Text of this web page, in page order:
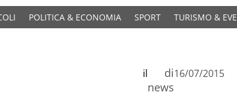
POLITICA & ECONOMIA SPORT TURISMO &
di
news
il 16/07/2015